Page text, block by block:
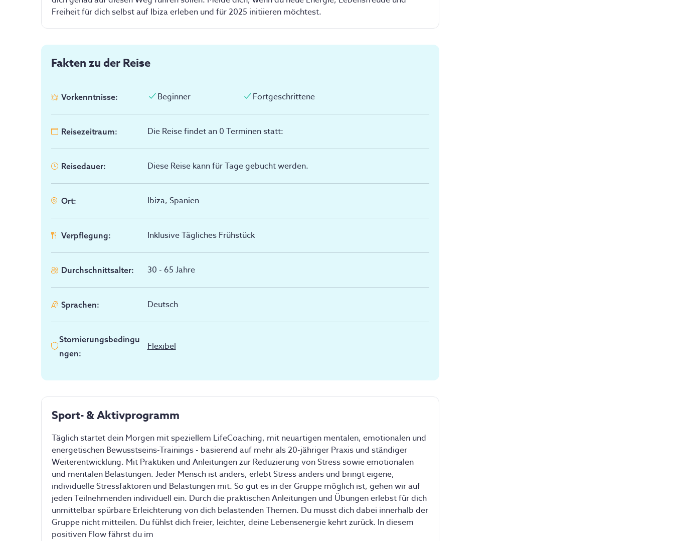
Freiheit für dich selbst auf Ibiza erleben und für 2025 initiieren möchtest.
Fakten zu der Reise
Vorkenntnisse: Beginner Fortgeschrittene
Reisezeitraum: Die Reise findet an 0 Terminen statt:
Reisedauer: Diese Reise kann für Tage gebucht werden.
Ort: Ibiza, Spanien
Verpflegung: Inklusive Tägliches Frühstück
Durchschnittsalter: 30 - 65 Jahre
Sprachen: Deutsch
Stornierungsbedingu
ngen:
Flexibel
Sport- & Aktivprogramm
Täglich startet dein Morgen mit speziellem LifeCoaching, mit neuartigen mentalen, emotionalen und
energetischen Bewusstseins-Trainings - basierend auf mehr als 20-jähriger Praxis und ständiger
Weiterentwicklung. Mit Praktiken und Anleitungen zur Reduzierung von Stress sowie emotionalen
und mentalen Belastungen. Jeder Mensch ist anders, erlebt Stress anders und bringt eigene,
individuelle Stressfaktoren und Belastungen mit. So gut es in der Gruppe möglich ist, gehen wir auf
jeden Teilnehmenden individuell ein. Durch die praktischen Anleitungen und Übungen erlebst für dich
unmittelbar spürbare Erleichterung von dich belastenden Themen. Du musst dich dabei innerhalb der
Gruppe nicht mitteilen. Du fühlst dich freier, leichter, deine Lebensenergie kehrt zurück. In diesem
positiven Flow fährst du im